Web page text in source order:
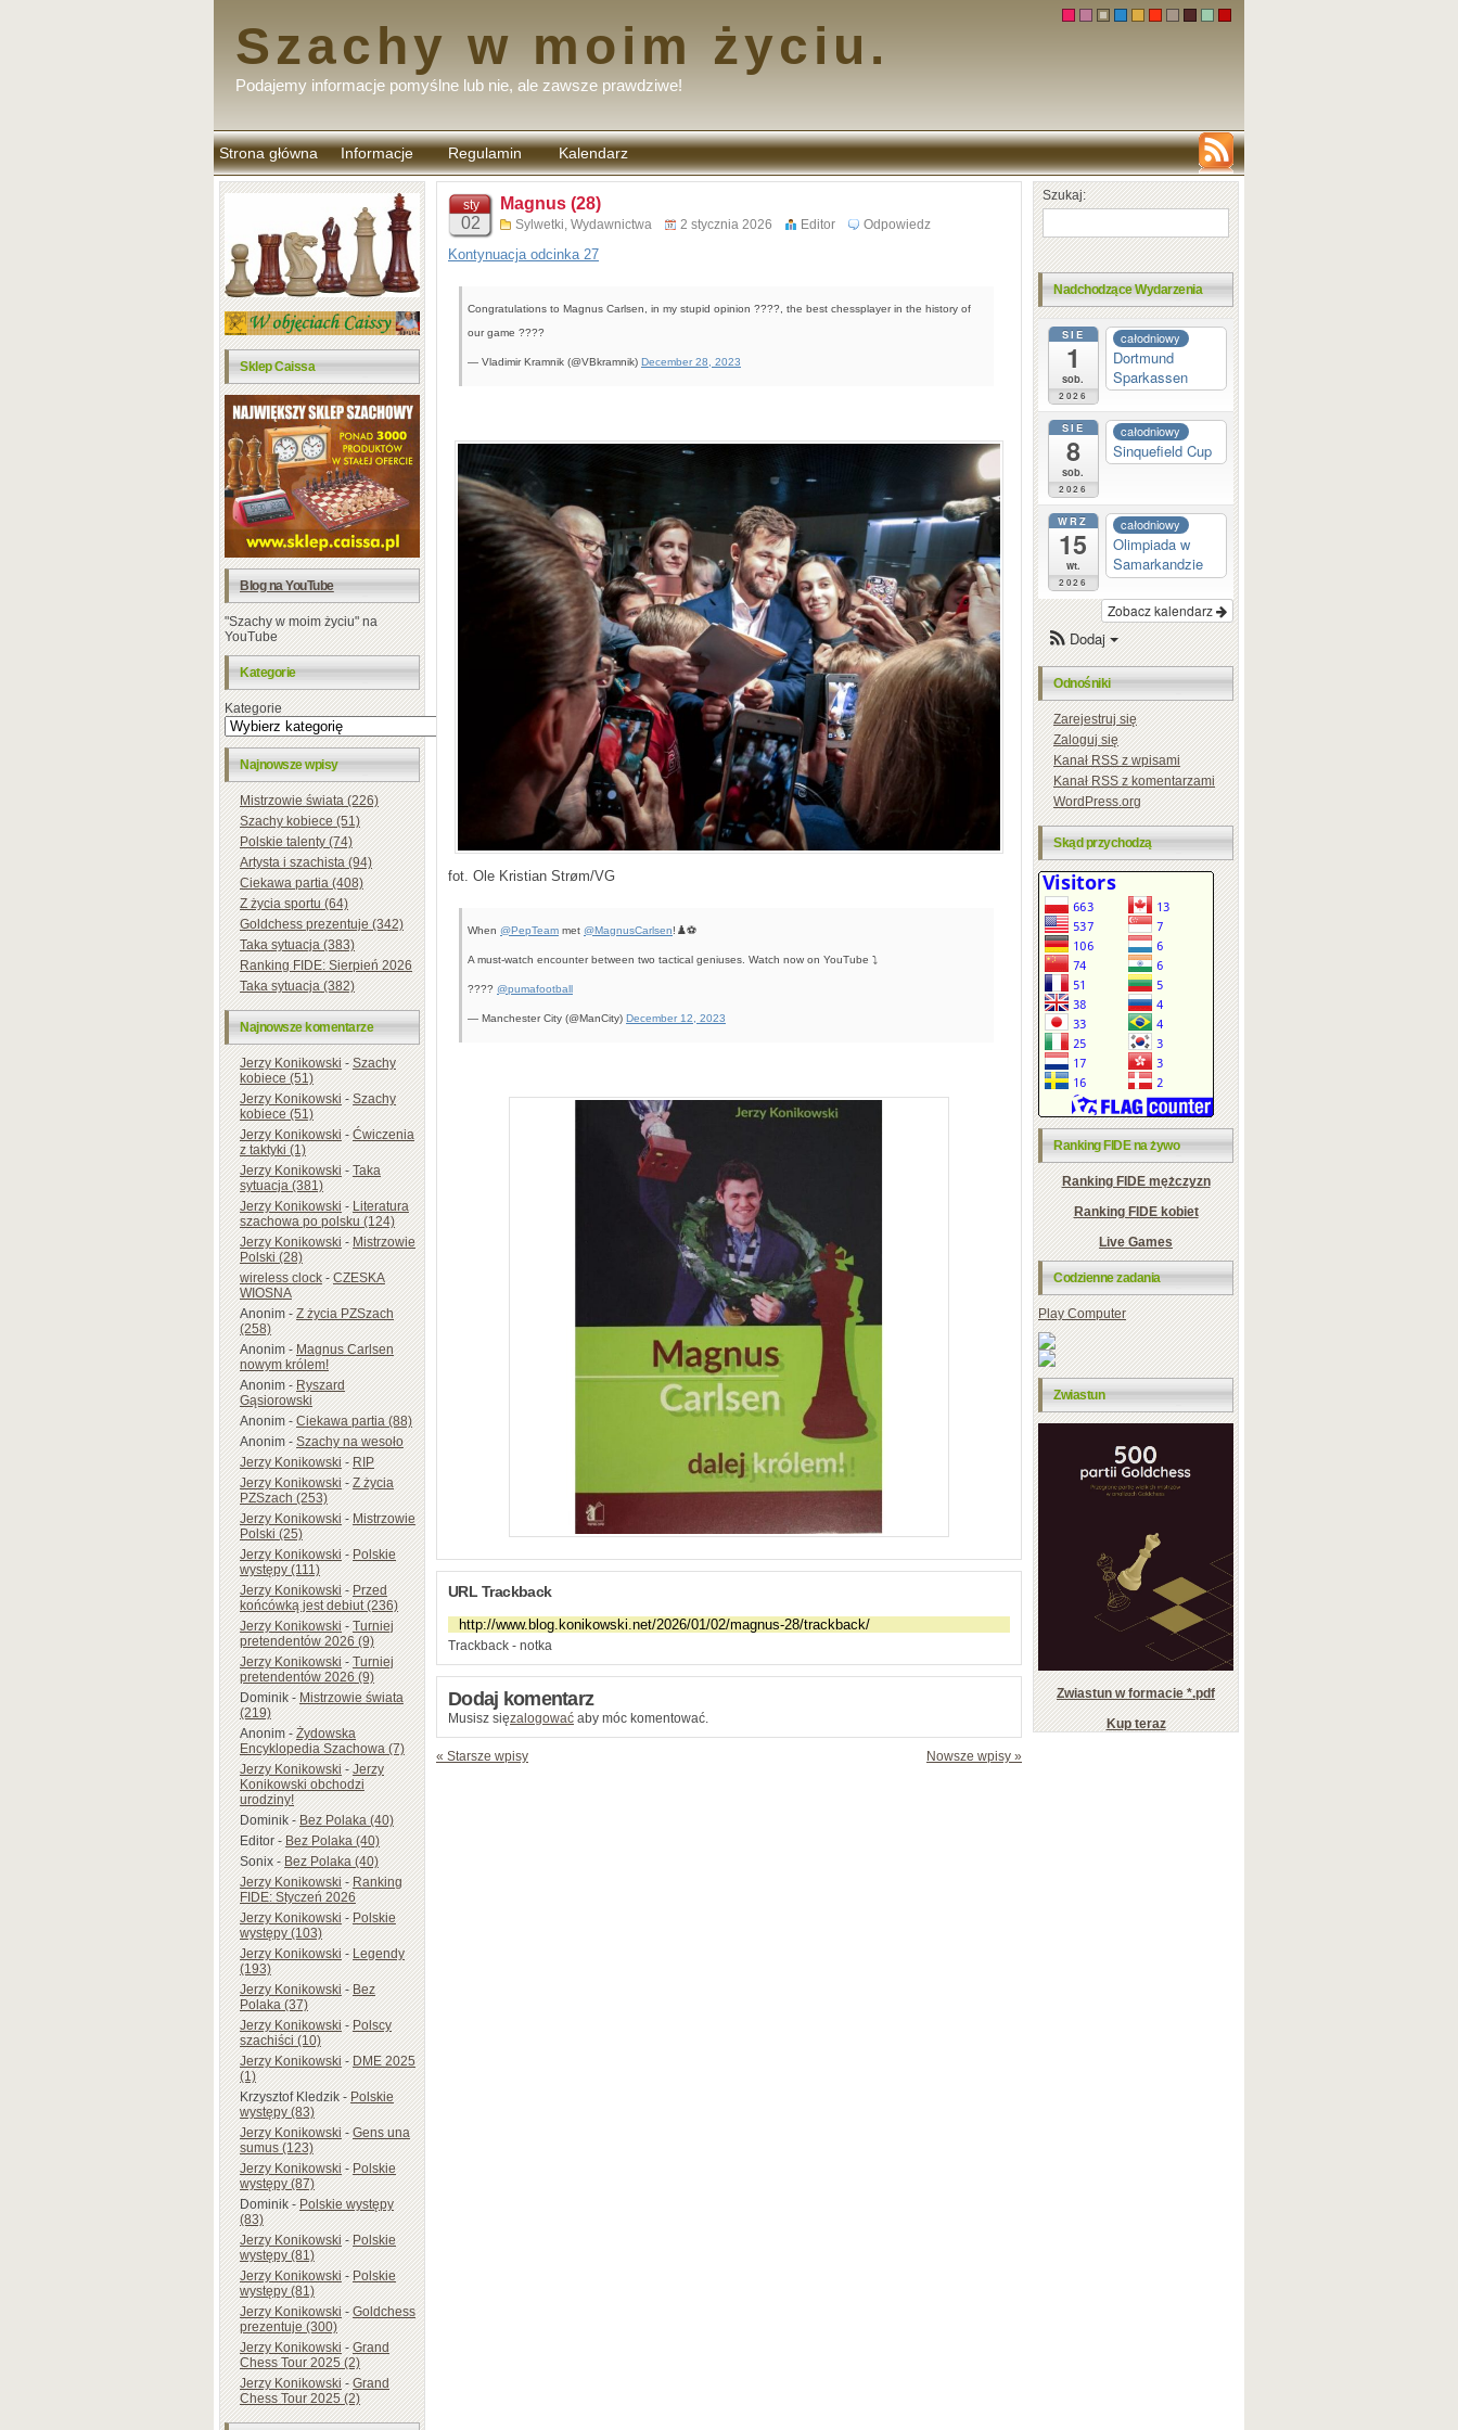
Szachy w moim życiu.
Podajemy informacje pomyślne lub nie, ale zawsze prawdziwe!
Strona główna Informacje Regulamin
komentarzy
Kalendarz
Sklep Caissa
Blog na YouTube
"Szachy w moim życiu" na
YouTube
Kategorie
Kategorie
Najnowsze wpisy
Mistrzowie świata (226)
Szachy kobiece (51)
Polskie talenty (74)
Artysta i szachista (94)
Ciekawa partia (408)
Z życia sportu (64)
Goldchess prezentuje (342)
Taka sytuacja (383)
Ranking FIDE: Sierpień 2026
Taka sytuacja (382)
Najnowsze komentarze
Jerzy Konikowski-Szachy
kobiece (51)
Jerzy Konikowski-Szachy
kobiece (51)
Jerzy Konikowski-Ćwiczenia
z taktyki (1)
Jerzy Konikowski-Taka
sytuacja (381)
Jerzy Konikowski-Literatura
szachowa po polsku (124)
Jerzy Konikowski-Mistrzowie
Polski (28)
wireless clock-CZESKA
WIOSNA
Anonim-Z życia PZSzach
(258)
Anonim-Magnus Carlsen
nowym królem!
Anonim-Ryszard
Gąsiorowski
Anonim-Ciekawa partia (88)
Anonim-Szachy na wesoło
Jerzy Konikowski-RIP
Jerzy Konikowski-Z życia
PZSzach (253)
Jerzy Konikowski-Mistrzowie
Polski (25)
Jerzy Konikowski-Polskie
występy (111)
Jerzy Konikowski-Przed
końcówką jest debiut (236)
Jerzy Konikowski-Turniej
pretendentów 2026 (9)
Jerzy Konikowski-Turniej
pretendentów 2026 (9)
Dominik-Mistrzowie świata
(219)
Anonim-Żydowska
Encyklopedia Szachowa (7)
Jerzy Konikowski-Jerzy
Konikowski obchodzi
urodziny!
Dominik-Bez Polaka (40)
Editor-Bez Polaka (40)
Sonix-Bez Polaka (40)
Jerzy Konikowski-Ranking
FIDE: Styczeń 2026
Jerzy Konikowski-Polskie
występy (103)
Jerzy Konikowski-Legendy
(193)
Jerzy Konikowski-Bez
Polaka (37)
Jerzy Konikowski-Polscy
szachiści (10)
Jerzy Konikowski-DME 2025
(1)
Krzysztof Kledzik-Polskie
występy (83)
Jerzy Konikowski-Gens una
sumus (123)
Jerzy Konikowski-Polskie
występy (87)
Dominik-Polskie występy
(83)
Jerzy Konikowski-Polskie
występy (81)
Jerzy Konikowski-Polskie
występy (81)
Jerzy Konikowski-Goldchess
prezentuje (300)
Jerzy Konikowski-Grand
Chess Tour 2025 (2)
Jerzy Konikowski-Grand
Chess Tour 2025 (2)
sty
02
Magnus (28)
Sylwetki, Wydawnictwa 2 stycznia 2026 Editor Odpowiedz
Kontynuacja odcinka 27
Congratulations to Magnus Carlsen, in my stupid opinion ????, the best chessplayer in the history of
our game ????
— Vladimir Kramnik (@VBkramnik) December 28, 2023
fot. Ole Kristian Strøm/VG
When @PepTeam met @MagnusCarlsen!♟️⚽
A must-watch encounter between two tactical geniuses. Watch now on YouTube ⤵️
???? @pumafootball
— Manchester City (@ManCity) December 12, 2023
URL Trackback
Trackback - notka
Dodaj komentarz
Musisz sięzalogować aby móc komentować.
« Starsze wpisy Nowsze wpisy »
Szukaj:
Nadchodzące Wydarzenia
SIE
1
sob.
2026
całodniowy
Dortmund
Sparkassen
SIE
8
sob.
2026
całodniowy
Sinquefield Cup
WRZ
15
wt.
2026
całodniowy
Olimpiada w
Samarkandzie
Zobacz kalendarz
Dodaj
Odnośniki
Zarejestruj się
Zaloguj się
KanałRSSz wpisami
KanałRSSz komentarzami
WordPress.org
Skąd przychodzą
Ranking FIDE na żywo
Ranking FIDE mężczyzn
Ranking FIDE kobiet
Live Games
Codzienne zadania
Play Computer
Zwiastun
Zwiastun w formacie *.pdf
Kup teraz